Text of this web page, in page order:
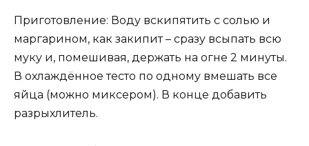
Приготовление: Воду вскипятить с солью и
маргарином, как закипит – сразу всыпать всю
муку и, помешивая, держать на огне 2 минуты.
В охлаждённое тесто по одному вмешать все
яйца (можно миксером). В конце добавить
разрыхлитель.